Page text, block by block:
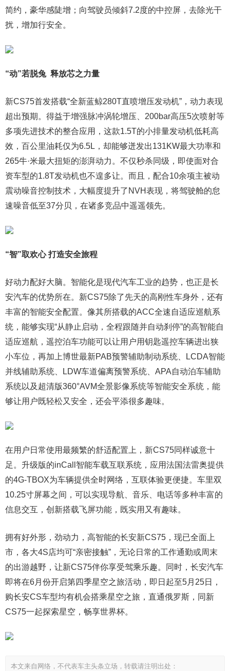
简约，豪华感陡增；向驾驶员倾斜7.2度的中控屏，去除光干
扰，增加行安全。
“动”若脱兔 释放芯之力量
新CS75首发搭载“全新蓝鲸280T直喷增压发动机”，动力表现
超出预期。得益于增强脉冲涡轮增压、200bar高压5次喷射等
多项先进技术的整合应用，这款1.5T的小排量发动机低耗高
效，百公里油耗仅为6.5L，却能够迸发出131KW最大功率和
265牛·米最大扭矩的澎湃动力。不仅秒杀同级，即使面对合
资车型的1.8T发动机也不遑多让。而且，配合10余项主被动
震动噪音控制技术，大幅度提升了NVH表现，将驾驶舱的怠
速噪音低至37分贝，在诸多竞品中遥遥领先。
“智”取欢心 打造安全旅程
好动力配好大脑。智能化是现代汽车工业的趋势，也正是长
安汽车的优势所在。新CS75除了先天的高刚性车身外，还有
丰富的智能安全配置。像其所搭载的ACC全速自适应巡航系
统，能够实现“从静止启动，全程跟随并自动刹停”的高智能自
适应巡航，遥控泊车功能可以让用户用钥匙遥控车辆进出狭
小车位，再加上博世最新PAB预警辅助制动系统、LCDA智能
并线辅助系统、LDW车道偏离预警系统、APA自动泊车辅助
系统以及超清版360°AVM全景影像系统等智能安全系统，能
够让用户既轻松又安全，还会平添很多趣味。
在用户日常使用最频繁的舒适配置上，新CS75同样诚意十
足。升级版的inCall智能车载互联系统，应用法国法雷奥提供
的4G-TBOX为车辆提供全时网络，互联体验更便捷。车里双
10.25寸屏幕之间，可以实现导航、音乐、电话等多种丰富的
信息交互，创新搭载飞屏功能，既实用又有趣味。
拥有好外形，劲动力，高智能的长安新CS75，现已全面上
市，各大4S店均可“亲密接触”，无论日常的工作通勤或周末
的出游越野，让新CS75伴你享受驾乘乐趣。同时，长安汽车
即将在6月份开启第四季星空之旅活动，即日起至5月25日，
购长安CS车型均有机会搭乘星空之旅，直通俄罗斯，同新
CS75一起探索星空，畅享世界杯。
本文来自网络，不代表车主头条立场，转载请注明出处：